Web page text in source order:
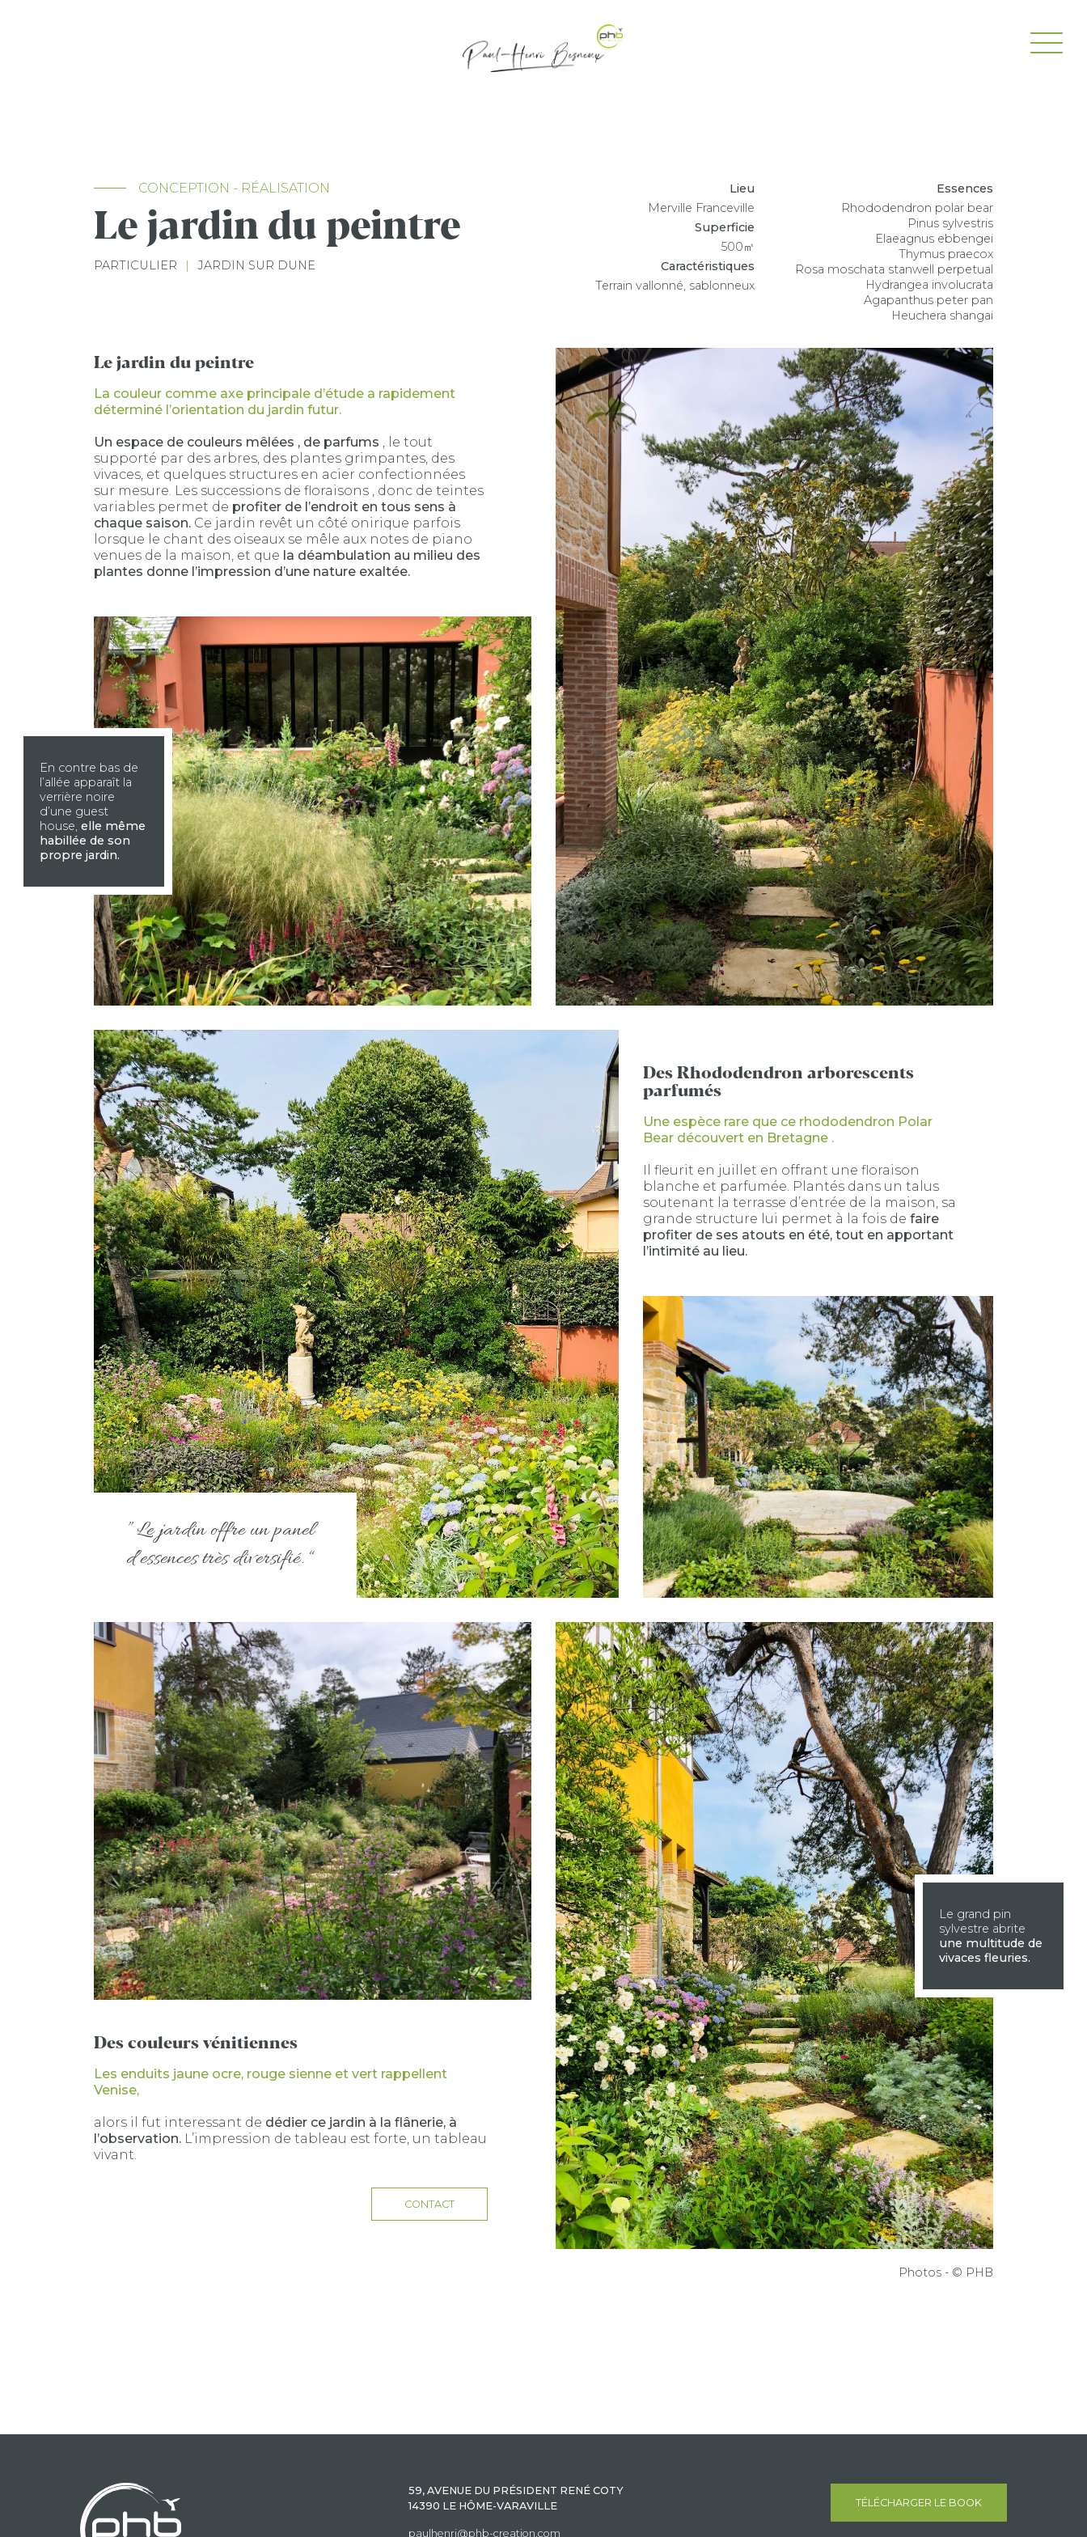
CONCEPTION - RÉALISATION
Le jardin du peintre
PARTICULIER JARDIN SUR DUNE
Lieu
Merville Franceville
Superficie
500㎡
Caractéristiques
Terrain vallonné, sablonneux
Essences
Rhododendron polar bear
Pinus sylvestris
Elaeagnus ebbengei
Thymus praecox
Rosa moschata stanwell perpetual
Hydrangea involucrata
Agapanthus peter pan
Heuchera shangai
Le jardin du peintre
La couleur comme axe principale d’étude a rapidement
déterminé l’orientation du jardin futur.
Un espace de couleurs mêlées , de parfums , le tout
supporté par des arbres, des plantes grimpantes, des
vivaces, et quelques structures en acier confectionnées
sur mesure. Les successions de floraisons , donc de teintes
variables permet de profiter de l’endroit en tous sens à
chaque saison.Ce jardin revêt un côté onirique parfois
lorsque le chant des oiseaux se mêle aux notes de piano
venues de la maison, et que la déambulation au milieu des
plantes donne l’impression d’une nature exaltée.
En contre bas de
l’allée apparaît la
verrière noire
d’une guest
house, elle même
habillée de son
propre jardin.
” Le jardin offre un panel
d’essences très diversifié. “
Des Rhododendron arborescents
parfumés
Une espèce rare que ce rhododendron Polar
Bear découvert en Bretagne .
Il fleurit en juillet en offrant une floraison
blanche et parfumée. Plantés dans un talus
soutenant la terrasse d’entrée de la maison, sa
grande structure lui permet à la fois defaire
profiter de ses atouts en été, tout en apportant
l’intimité au lieu.
Des couleurs vénitiennes
Les enduits jaune ocre, rouge sienne et vert rappellent
Venise,
alors il fut interessant de dédier ce jardin à la flânerie, à
l’observation.L’impression de tableau est forte, un tableau
vivant.
CONTACT
Le grand pin
sylvestre abrite
une multitude de
vivaces fleuries.
Photos - © PHB
59, AVENUE DU PRÉSIDENT RENÉ COTY
14390 LE HÔME-VARAVILLE
paulhenri@phb-creation.com
TÉLÉCHARGER LE BOOK